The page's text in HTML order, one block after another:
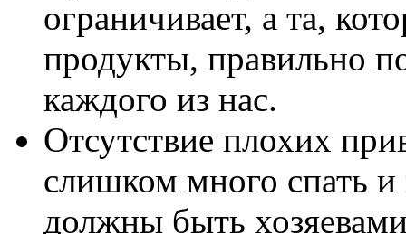
ограничивает, а та,
продукты, правильно
каждого из нас.
Отсутствие плохих
слишком много спать
должны быть